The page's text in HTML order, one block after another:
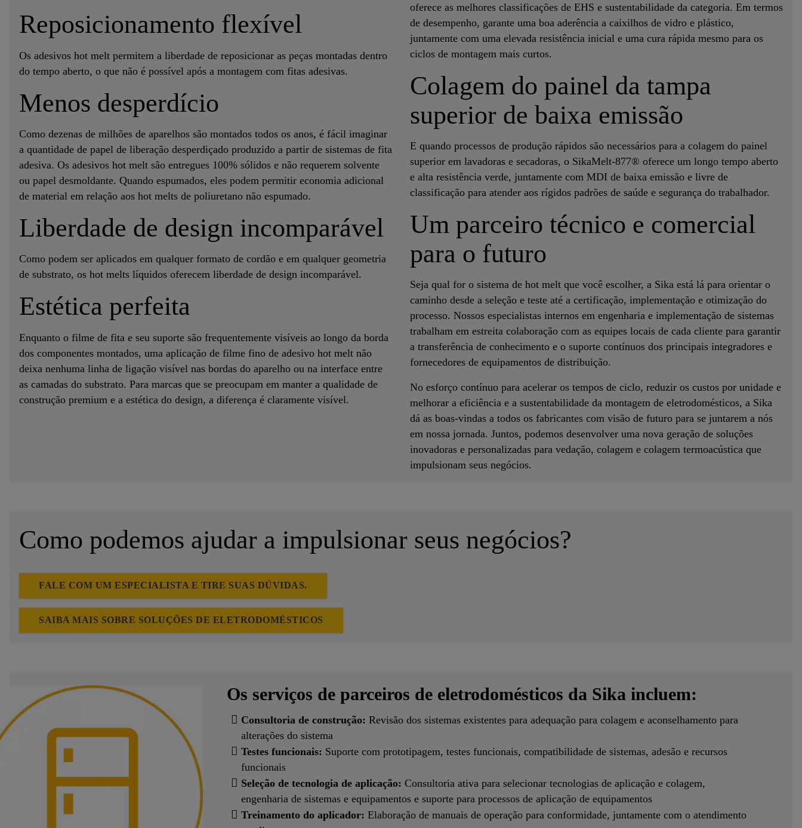
Reposicionamento flexível
Os adesivos hot melt permitem a liberdade de reposicionar as peças montadas dentro
do tempo aberto, o que não é possível após a montagem com fitas adesivas.
Menos desperdício
Como dezenas de milhões de aparelhos são montados todos os anos, é fácil imaginar
a quantidade de papel de liberação desperdiçado produzido a partir de sistemas de fita
adesiva. Os adesivos hot melt são entregues 100% sólidos e não requerem solvente
ou papel desmoldante. Quando espumados, eles podem permitir economia adicional
de material em relação aos hot melts de poliuretano não espumado.
Liberdade de design incomparável
Como podem ser aplicados em qualquer formato de cordão e em qualquer geometria
de substrato, os hot melts líquidos oferecem liberdade de design incomparável.
Estética perfeita
Enquanto o filme de fita e seu suporte são frequentemente visíveis ao longo da borda
dos componentes montados, uma aplicação de filme fino de adesivo hot melt não
deixa nenhuma linha de ligação visível nas bordas do aparelho ou na interface entre
as camadas do substrato. Para marcas que se preocupam em manter a qualidade de
construção premium e a estética do design, a diferença é claramente visível.
oferece as melhores classificações de EHS e sustentabilidade da categoria. Em termos
de desempenho, garante uma boa aderência a caixilhos de vidro e plástico,
juntamente com uma elevada resistência inicial e uma cura rápida mesmo para os
ciclos de montagem mais curtos.
Colagem do painel da tampa
superior de baixa emissão
E quando processos de produção rápidos são necessários para a colagem do painel
superior em lavadoras e secadoras, o SikaMelt-877® oferece um longo tempo aberto
e alta resistência verde, juntamente com MDI de baixa emissão e livre de
classificação para atender aos rígidos padrões de saúde e segurança do trabalhador.
Um parceiro técnico e comercial
para o futuro
Seja qual for o sistema de hot melt que você escolher, a Sika está lá para orientar o
caminho desde a seleção e teste até a certificação, implementação e otimização do
processo. Nossos especialistas internos em engenharia e implementação de sistemas
trabalham em estreita colaboração com as equipes locais de cada cliente para garantir
a transferência de conhecimento e o suporte contínuos dos principais integradores e
fornecedores de equipamentos de distribuição.
No esforço contínuo para acelerar os tempos de ciclo, reduzir os custos por unidade e
melhorar a eficiência e a sustentabilidade da montagem de eletrodomésticos, a Sika
dá as boas-vindas a todos os fabricantes com visão de futuro para se juntarem a nós
em nossa jornada. Juntos, podemos desenvolver uma nova geração de soluções
inovadoras e personalizadas para vedação, colagem e colagem termoacústica que
impulsionam seus negócios.
Como podemos ajudar a impulsionar seus negócios?
FALE COM UM ESPECIALISTA E TIRE SUAS DÚVIDAS.
SAIBA MAIS SOBRE SOLUÇÕES DE ELETRODOMÉSTICOS
Os serviços de parceiros de eletrodomésticos da Sika incluem:
Consultoria de construção: Revisão dos sistemas existentes para adequação para colagem e aconselhamento para
alterações do sistema
Testes funcionais: Suporte com prototipagem, testes funcionais, compatibilidade de sistemas, adesão e recursos
funcionais
Seleção de tecnologia de aplicação: Consultoria ativa para selecionar tecnologias de aplicação e colagem,
engenharia de sistemas e equipamentos e suporte para processos de aplicação de equipamentos
Treinamento do aplicador: Elaboração de manuais de operação para conformidade, juntamente com o atendimento